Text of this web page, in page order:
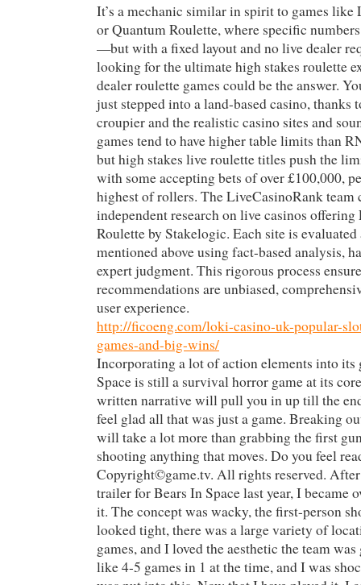
It’s a mechanic similar in spirit to games
or Quantum Roulette, where specific
—but with a fixed layout and no live dealer
looking for the ultimate high stakes roulette
dealer roulette games could be the answer.
just stepped into a land-based casino, thanks
croupier and the realistic casino sites and
games tend to have higher table limits than
but high stakes live roulette titles push the
with some accepting bets of over £100,000,
highest of rollers. The LiveCasinoRank team
independent research on live casinos offering
Roulette by Stakelogic. Each site is
mentioned above using fact-based analysis,
expert judgment. This rigorous process
recommendations are unbiased,
user experience.
http://ficoeng.com/loki-casino-uk-popular-
games-and-big-wins/
Incorporating a lot of action elements into its
Space is still a survival horror game at its
written narrative will pull you in up till the
feel glad all that was just a game. Breaking
will take a lot more than grabbing the first
shooting anything that moves. Do you feel
Copyright©game.tv. All rights reserved.
trailer for Bears In Space last year, I became
it. The concept was wacky, the first-person
looked tight, there was a large variety of
games, and I loved the aesthetic the team
like 4-5 games in 1 at the time, and I was